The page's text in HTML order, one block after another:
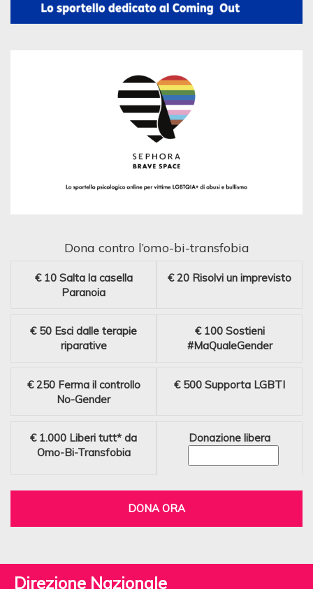
Dona contro l’omo-bi-transfobia
€ 10 Salta la casella
Paranoia
€ 20 Risolvi un imprevisto
€ 50 Esci dalle terapie
riparative
€ 100 Sostieni
#MaQualeGender
€ 250 Ferma il controllo
No-Gender
€ 500 Supporta LGBTI
€ 1.000 Liberi tutt* da
Omo-Bi-Transfobia
Donazione libera
DONA ORA
Direzione Nazionale